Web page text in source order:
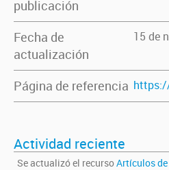
publicación
Fecha de
actualización
15 de
Página de referencia
Actividad reciente
Se actualizó el recursoArtículos